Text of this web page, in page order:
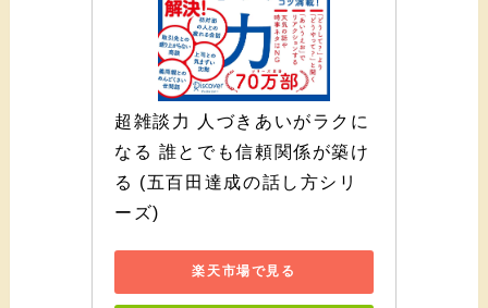
超雑談力 人づきあいがラクに
なる 誰とでも信頼関係が築け
る (五百田達成の話し方シリ
ーズ)
楽天市場で見る